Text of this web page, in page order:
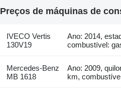
Preços de máquinas de
IVECO Vertis
130V19
Ano: 2014,
combustível:
Mercedes-Benz
MB 1618
Ano: 2009,
km,